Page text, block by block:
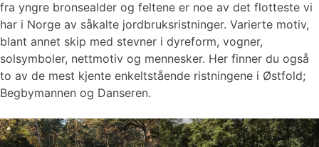
fra yngre bronsealder og feltene er noe av det flotteste vi
har i Norge av såkalte jordbruksristninger. Varierte motiv,
blant annet skip med stevner i dyreform, vogner,
solsymboler, nettmotiv og mennesker. Her finner du også
to av de mest kjente enkeltstående ristningene i Østfold;
Begbymannen og Danseren.